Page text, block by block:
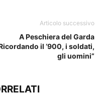
Articolo successivo
A Peschiera del Garda
il ‘900, i soldati,
gli uomini”